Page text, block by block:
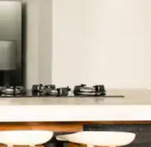
abajo o explora con el